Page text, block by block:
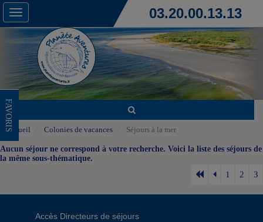
Toggle
navigation
03.20.00.13.13
FAVORIS
Accueil Colonies de vacances Séjours à la mer
Aucun séjour ne correspond à votre recherche. Voici la liste des séjours de
la même sous-thématique.
1 2 3
Accès Directeurs de séjours